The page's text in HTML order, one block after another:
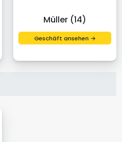
Müller (14)
Geschäft ansehen →